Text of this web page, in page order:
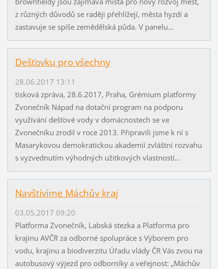
z různých důvodů se raději přehlížejí, města hyzdí a
zastavuje se spíše zemědělská půda. V panelu...
Dešťovku pro všechny
28.06.2017 13:11
tisková zpráva, 28.6.2017, Praha, Grémium platformy
Zvonečník Nápad na dotační program na podporu
využívání dešťové vody v domácnostech se ve
Zvonečníku zrodil v roce 2013. Připravili jsme k ní s
Masarykovou demokratickou akademií zvláštní rozvahu
s vyzvednutím výhodných užitkových vlastností...
Navštívíme Máchův kraj
03.05.2017 09:20
Platforma Zvonečník, Labská stezka a Platforma pro
krajinu AVČR za odborné spolupráce s Výborem pro
vodu, krajinu a biodiverzitu Úřadu vlády ČR Vás zvou na
autobusový výjezd pro odborníky a veřejnost: „Máchův